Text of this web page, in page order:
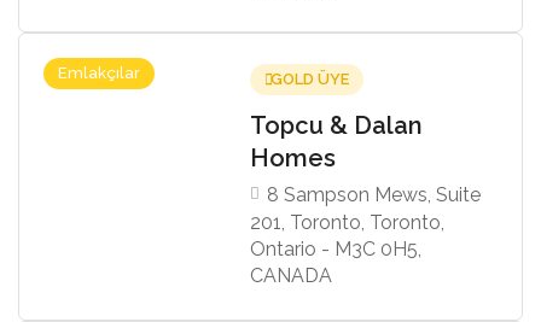
Emlakçılar GOLD ÜYE
Topcu & Dalan
Homes
8 Sampson Mews, Suite
201, Toronto, Toronto,
Ontario - M3C 0H5,
CANADA